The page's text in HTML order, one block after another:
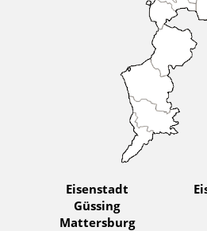
Eisenstadt
Güssing
Mattersburg